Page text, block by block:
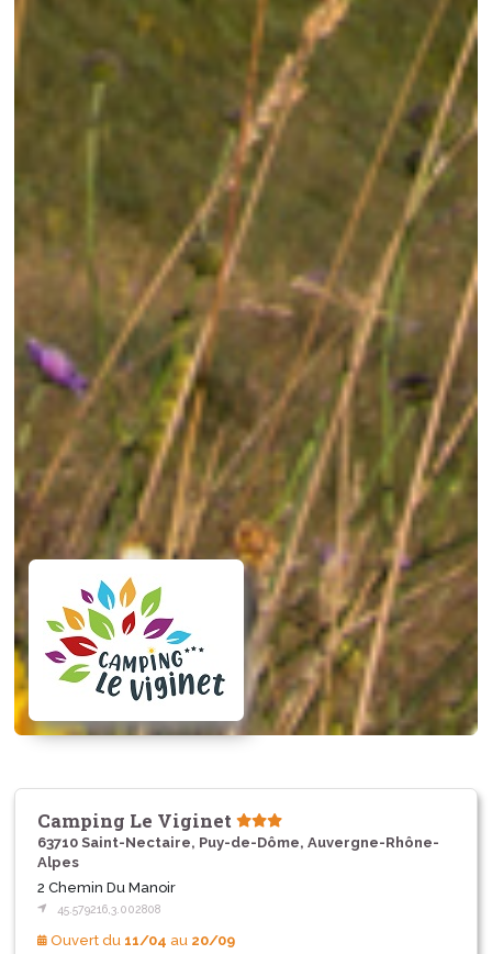
Camping Le Viginet
63710 Saint-Nectaire, Puy-de-Dôme, Auvergne-Rhône-
Alpes
2 Chemin Du Manoir
45.579216,3.002808
Ouvert du 11/04 au 20/09